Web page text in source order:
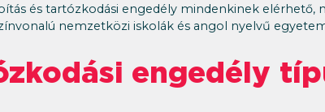
és tartózkodási engedély mindenkinek elérhető,
nemzetközi iskolák és angol nyelvű
engedély